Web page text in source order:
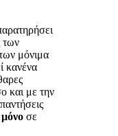
των
μόνιμα
κανένα
και με την
μόνο σε